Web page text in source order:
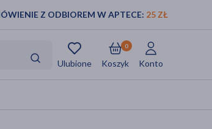
Z ODBIOREM W APTECE: 25 ZŁ
Ulubione Koszyk
0
Konto